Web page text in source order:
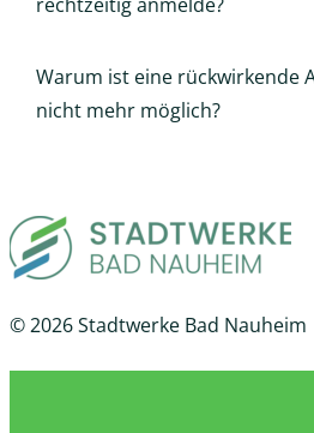
Warum ist eine rückwirkende
nicht mehr möglich?
© 2026 Stadtwerke Bad Nauheim